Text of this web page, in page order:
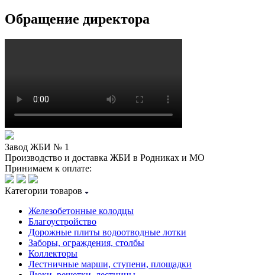
Обращение директора
Завод ЖБИ № 1
Производство и доставка ЖБИ в Родниках и МО
Принимаем к оплате:
Категории товаров
Железобетонные колодцы
Благоустройство
Дорожные плиты водоотводные лотки
Заборы, ограждения, столбы
Коллекторы
Лестничные марши, ступени, площадки